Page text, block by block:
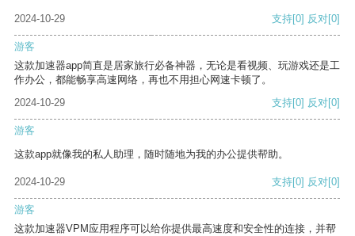
2024-10-29 支持[0] 反对[0]
游客
这款加速器app简直是居家旅行必备神器，无论是看视频、玩游戏还是工
作办公，都能畅享高速网络，再也不用担心网速卡顿了。
2024-10-29
支持[0] 反对[0]
游客
这款app就像我的私人助理，随时随地为我的办公提供帮助。
2024-10-29 支持[0] 反对[0]
游客
这款加速器VPM应用程序可以给你提供最高速度和安全性的连接，并帮